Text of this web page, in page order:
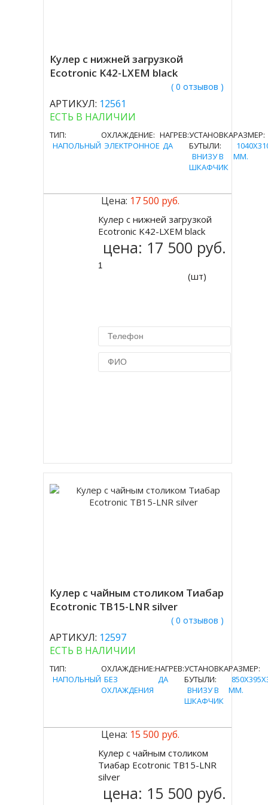
Кулер с нижней загрузкой
Ecotronic K42-LXEM black
( 0 отзывов )
АРТИКУЛ: 12561
ЕСТЬ В НАЛИЧИИ
ТИП:
НАПОЛЬНЫЙ
ОХЛАЖДЕНИЕ:
ЭЛЕКТРОННОЕ
НАГРЕВ:
ДА
УСТАНОВКА
БУТЫЛИ:
ВНИЗУ В
ШКАФЧИК
РАЗМЕР:
MM.
Цена: 17 500 руб.
Кулер с нижней загрузкой
Ecotronic K42-LXEM black
цена: 17 500 руб.
(шт)
Кулер с чайным столиком Тиабар
Ecotronic TB15-LNR silver
( 0 отзывов )
АРТИКУЛ: 12597
ЕСТЬ В НАЛИЧИИ
ТИП:
НАПОЛЬНЫЙ
ОХЛАЖДЕНИЕ:
БЕЗ
ОХЛАЖДЕНИЯ
НАГРЕВ:
ДА
УСТАНОВКА
БУТЫЛИ:
ВНИЗУ В
ШКАФЧИК
РАЗМЕР:
MM.
Цена: 15 500 руб.
Кулер с чайным столиком
Тиабар Ecotronic TB15-LNR
silver
цена: 15 500 руб.